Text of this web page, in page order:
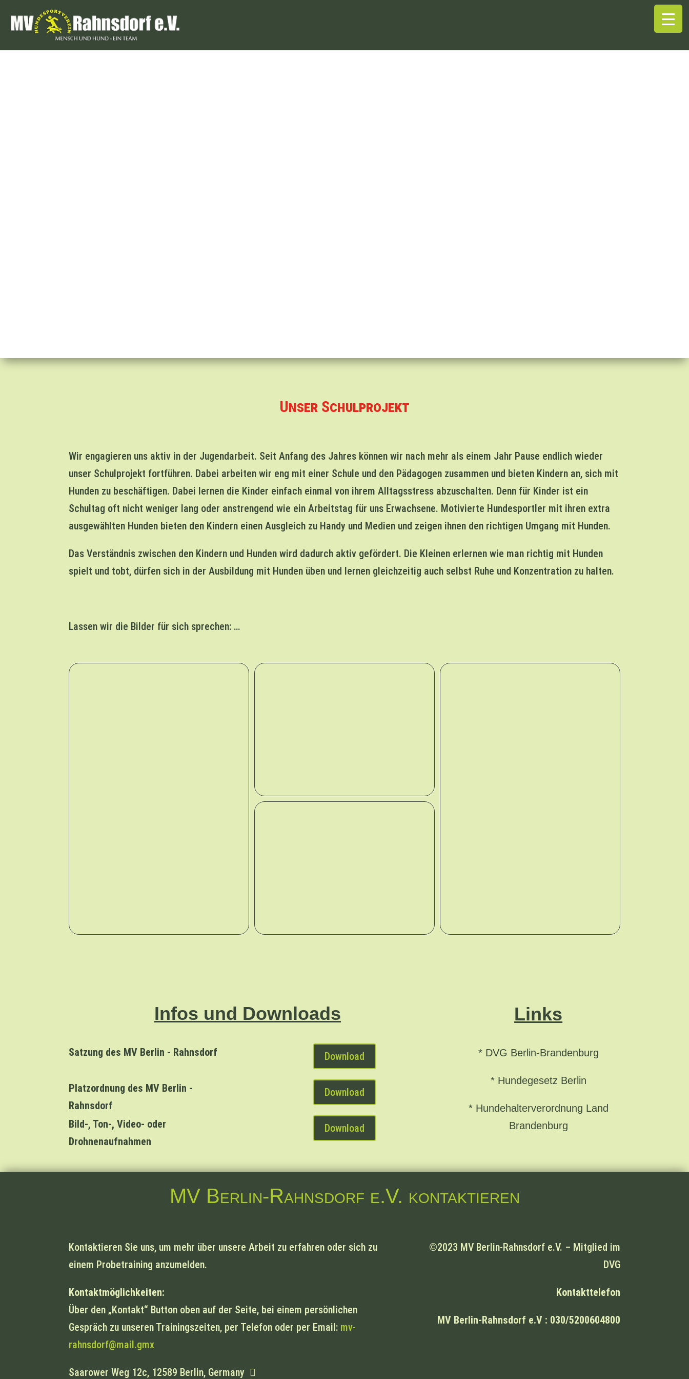
Unser Schulprojekt
Wir engagieren uns aktiv in der Jugendarbeit. Seit Anfang des Jahres können wir nach mehr als einem Jahr Pause endlich wieder
unser Schulprojekt fortführen. Dabei arbeiten wir eng mit einer Schule und den Pädagogen zusammen und bieten Kindern an, sich mit
Hunden zu beschäftigen. Dabei lernen die Kinder einfach einmal von ihrem Alltagsstress abzuschalten. Denn für Kinder ist ein
Schultag oft nicht weniger lang oder anstrengend wie ein Arbeitstag für uns Erwachsene. Motivierte Hundesportler mit ihren extra
ausgewählten Hunden bieten den Kindern einen Ausgleich zu Handy und Medien und zeigen ihnen den richtigen Umgang mit Hunden.
Das Verständnis zwischen den Kindern und Hunden wird dadurch aktiv gefördert. Die Kleinen erlernen wie man richtig mit Hunden
spielt und tobt, dürfen sich in der Ausbildung mit Hunden üben und lernen gleichzeitig auch selbst Ruhe und Konzentration zu halten.
Lassen wir die Bilder für sich sprechen: …
Infos und Downloads
Satzung des MV Berlin - Rahnsdorf Download
Platzordnung des MV Berlin -
Rahnsdorf
Download
Bild-, Ton-, Video- oder
Drohnenaufnahmen
Download
Links
* DVG Berlin-Brandenburg
* Hundegesetz Berlin
* Hundehalterverordnung Land
Brandenburg
MV Berlin-Rahnsdorf e.V. kontaktieren
Kontaktieren Sie uns, um mehr über unsere Arbeit zu erfahren oder sich zu
einem Probetraining anzumelden.
Kontaktmöglichkeiten:
Über den „Kontakt“ Button oben auf der Seite, bei einem persönlichen
Gespräch zu unseren Trainingszeiten, per Telefon oder per Email: mv-
rahnsdorf@mail.gmx
Saarower Weg 12c, 12589 Berlin, Germany
©2023 MV Berlin-Rahnsdorf e.V. – Mitglied im
DVG
Kontakttelefon
MV Berlin-Rahnsdorf e.V : 030/5200604800